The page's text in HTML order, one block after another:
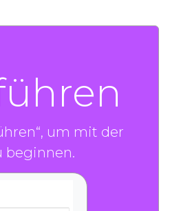
um mit der
beginnen.